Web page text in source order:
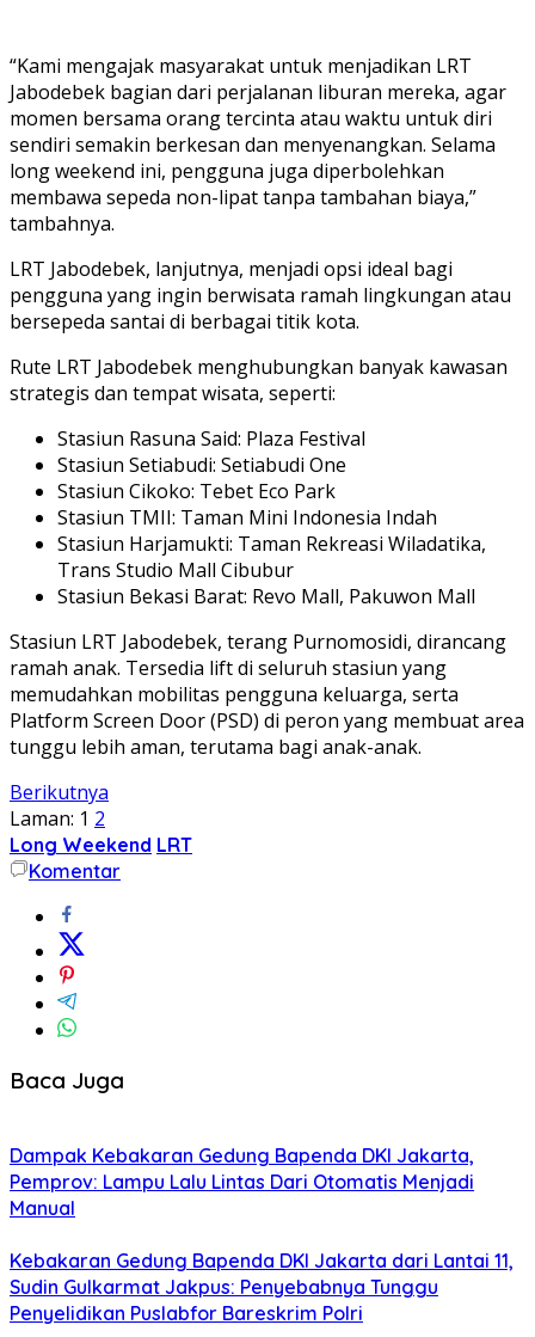
“Kami mengajak masyarakat untuk menjadikan LRT
Jabodebek bagian dari perjalanan liburan mereka, agar
momen bersama orang tercinta atau waktu untuk diri
sendiri semakin berkesan dan menyenangkan. Selama
long weekend ini, pengguna juga diperbolehkan
membawa sepeda non-lipat tanpa tambahan biaya,”
tambahnya.
LRT Jabodebek, lanjutnya, menjadi opsi ideal bagi
pengguna yang ingin berwisata ramah lingkungan atau
bersepeda santai di berbagai titik kota.
Rute LRT Jabodebek menghubungkan banyak kawasan
strategis dan tempat wisata, seperti:
Stasiun Rasuna Said: Plaza Festival
Stasiun Setiabudi: Setiabudi One
Stasiun Cikoko: Tebet Eco Park
Stasiun TMII: Taman Mini Indonesia Indah
Stasiun Harjamukti: Taman Rekreasi Wiladatika,
Trans Studio Mall Cibubur
Stasiun Bekasi Barat: Revo Mall, Pakuwon Mall
Stasiun LRT Jabodebek, terang Purnomosidi, dirancang
ramah anak. Tersedia lift di seluruh stasiun yang
memudahkan mobilitas pengguna keluarga, serta
Platform Screen Door (PSD) di peron yang membuat area
tunggu lebih aman, terutama bagi anak-anak.
Berikutnya
Laman: 1 2
Long Weekend LRT
Komentar
Baca Juga
Dampak Kebakaran Gedung Bapenda DKI Jakarta,
Pemprov: Lampu Lalu Lintas Dari Otomatis Menjadi
Manual
Kebakaran Gedung Bapenda DKI Jakarta dari Lantai 11,
Sudin Gulkarmat Jakpus: Penyebabnya Tunggu
Penyelidikan Puslabfor Bareskrim Polri